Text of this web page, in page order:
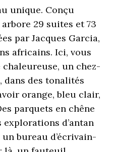
unique. Conçu
29 suites et 73
par Jacques Garcia,
africains. Ici, vous
un chez-
dans des tonalités
orange, bleu clair,
parquets en chêne
d’antan
bureau d’écrivain-